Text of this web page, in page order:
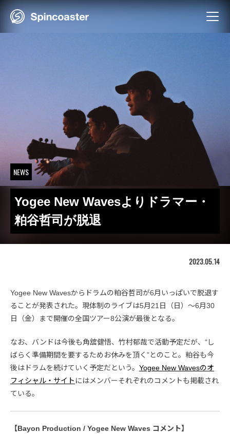
Skip
NEWS
Yogee New Wavesよりドラマー・
粕谷哲司が脱退
2023.05.14
Yogee New Wavesからドラムの粕谷哲司が6月いっぱいで脱退す
ることが発表された。現体制のライブは5月21日（日）〜6月30
日（金）まで開催の全国ツアー8公演が最後となる。
なお、バンドは今後も角舘健悟、竹村郁哉で活動予定だが、“し
ばらく準備期間を要するためお休みを頂く”とのこと。粕谷も今
後はドラムを続けていく予定だという。 Yogee New Wavesのオ
フィシャル・サイト にはメンバーそれぞれのコメントも掲載され
ている。
【Bayon Production / Yogee New Waves コメント】